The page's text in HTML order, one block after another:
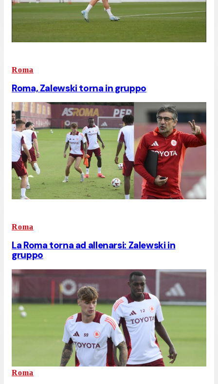
Roma
Roma, Zalewski torna in gruppo
Roma
La Roma torna ad allenarsi: Zalewski in
gruppo
Roma